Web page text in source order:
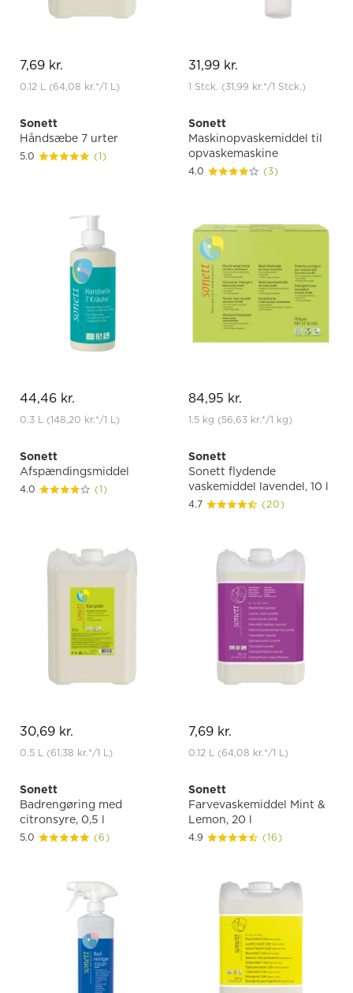
7,69 kr.
0.12 L (64,08 kr.*/1 L)
31,99 kr.
1 Stck. (31,99 kr.*/1 Stck.)
Sonett
Håndsæbe 7 urter
5.0 (1)
44,46 kr.
0.3 L (148,20 kr.*/1 L)
Sonett
Maskinopvaskemiddel til
opvaskemaskine
4.0 (3)
84,95 kr.
1.5 kg (56,63 kr.*/1 kg)
Sonett
Afspændingsmiddel
4.0 (1)
30,69 kr.
0.5 L (61,38 kr.*/1 L)
Sonett
Sonett flydende
vaskemiddel lavendel, 10 l
4.7 (20)
7,69 kr.
0.12 L (64,08 kr.*/1 L)
Sonett
Badrengøring med
citronsyre, 0,5 l
5.0 (6)
Sonett
Farvevaskemiddel Mint &
Lemon, 20 l
4.9 (16)